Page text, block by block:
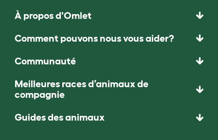
À propos d'Omlet
Comment pouvons nous vous aider?
Communauté
Meilleures races d’animaux de
compagnie
Guides des animaux